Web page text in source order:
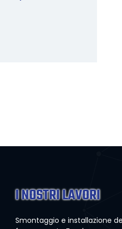
I NOSTRI LAVORI
Smontaggio e installazione